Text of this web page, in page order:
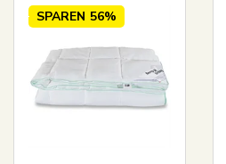
SPAREN 56%